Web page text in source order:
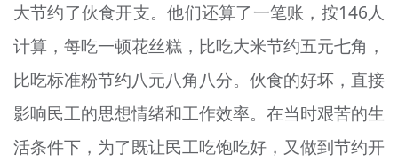
大节约了伙食开支。他们还算了一笔账，按146人
计算，每吃一顿花丝糕，比吃大米节约五元七角，
比吃标准粉节约八元八角八分。伙食的好坏，直接
影响民工的思想情绪和工作效率。在当时艰苦的生
活条件下，为了既让民工吃饱吃好，又做到节约开